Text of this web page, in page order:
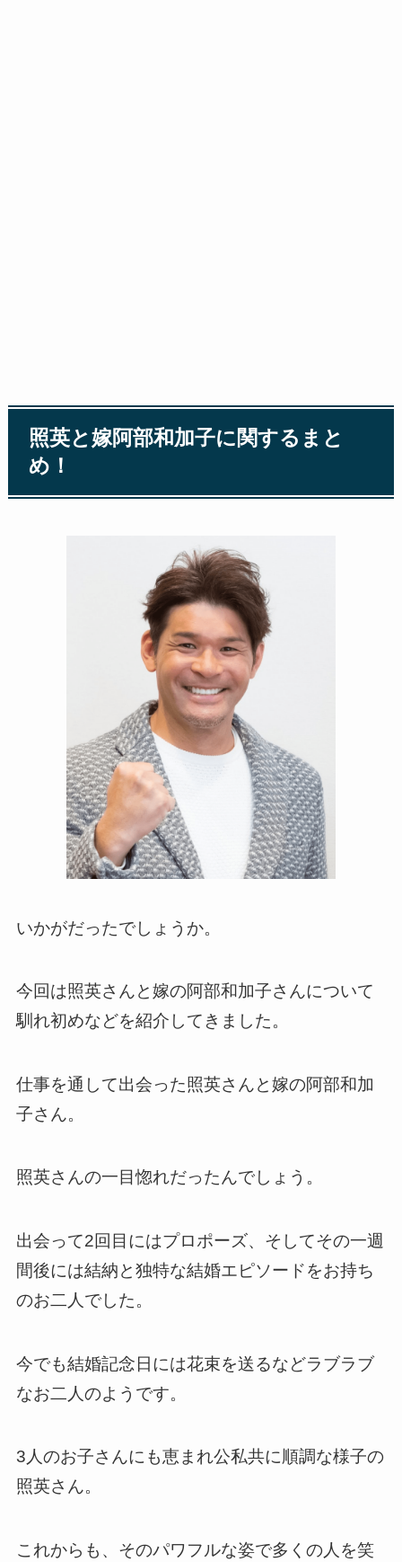
照英と嫁阿部和加子に関するまと
め！
いかがだったでしょうか。
今回は照英さんと嫁の阿部和加子さんについて
馴れ初めなどを紹介してきました。
仕事を通して出会った照英さんと嫁の阿部和加
子さん。
照英さんの一目惚れだったんでしょう。
出会って2回目にはプロポーズ、そしてその一週
間後には結納と独特な結婚エピソードをお持ち
のお二人でした。
今でも結婚記念日には花束を送るなどラブラブ
なお二人のようです。
3人のお子さんにも恵まれ公私共に順調な様子の
照英さん。
これからも、そのパワフルな姿で多くの人を笑